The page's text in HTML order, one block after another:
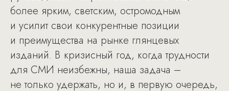
более ярким, светским, остромодным
и усилит свои конкурентные позиции
и преимущества на рынке глянцевых
изданий. В кризисный год, когда трудности
для СМИ неизбежны, наша задача –
не только удержать, но и, в первую очередь,